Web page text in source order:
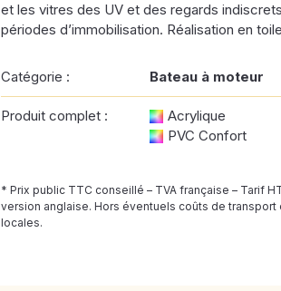
et les vitres des UV et des regards
périodes d’immobilisation. Réalisation en
Catégorie : Bateau à moteur
Produit complet : Acrylique
PVC Confort
* Prix public TTC conseillé – TVA française – Tarif
version anglaise. Hors éventuels coûts de transport
locales.